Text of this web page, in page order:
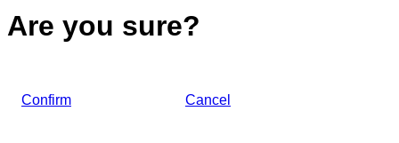
Are you sure?
Confirm Cancel